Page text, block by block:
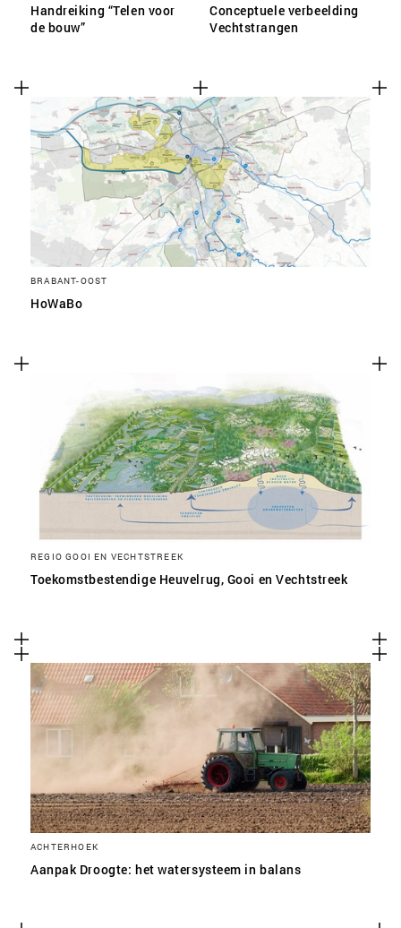
Handreiking “Telen voor
de bouw”
Conceptuele verbeelding
Vechtstrangen
BRABANT-OOST
HoWaBo
REGIO GOOI EN VECHTSTREEK
Toekomstbestendige Heuvelrug, Gooi en Vechtstreek
ACHTERHOEK
Aanpak Droogte: het watersysteem in balans